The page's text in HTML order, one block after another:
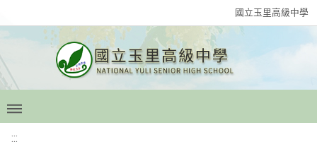
國立玉里高級中學
:::